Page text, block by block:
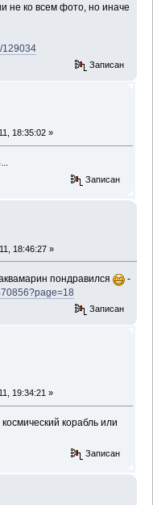
не ко всем фото, но иначе
129034
Записан
18:35:02 »
Записан
18:46:27 »
пондравился
-
Записан
19:34:21 »
корабль или
Записан